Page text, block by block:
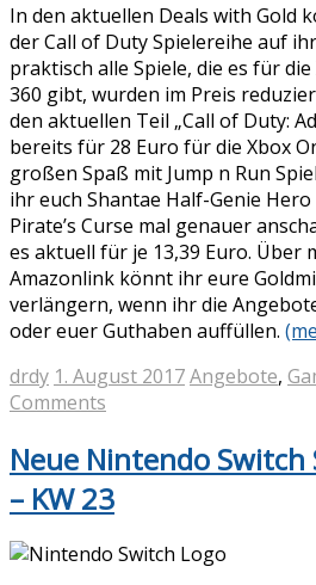
In den aktuellen Deals with Gold
der Call of Duty Spielereihe auf
praktisch alle Spiele, die es für
360 gibt, wurden im Preis
den aktuellen Teil „Call of Duty:
bereits für 28 Euro für die Xbox
großen Spaß mit Jump n Run
ihr euch Shantae Half-Genie
Pirate’s Curse mal genauer
es aktuell für je 13,39 Euro. Über
Amazonlink könnt ihr eure
verlängern, wenn ihr die
oder euer Guthaben auffüllen.
drdy 1. August 2017Angebote,
Comments
Neue Nintendo Switch
– KW 23